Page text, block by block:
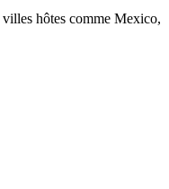
hôtes comme Mexico,